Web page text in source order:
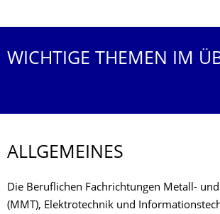
WICHTIGE THEMEN IM
ALLGEMEINES
Die Beruflichen Fachrichtungen Metall-
(MMT), Elektrotechnik und